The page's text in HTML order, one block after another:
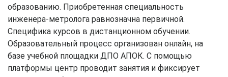
образованию. Приобретенная специальность
инженера-метролога равнозначна первичной.
Специфика курсов в дистанционном обучении.
Образовательный процесс организован онлайн, на
базе учебной площадки ДПО АПОК. С помощью
платформы центр проводит занятия и фиксирует